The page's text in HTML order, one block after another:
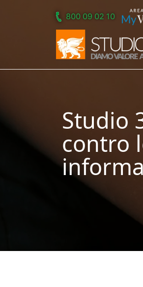
800 09 02 10
Studio
contro